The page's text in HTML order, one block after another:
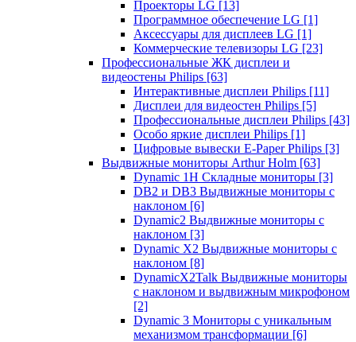
Проекторы LG [13]
Программное обеспечение LG [1]
Аксессуары для дисплеев LG [1]
Коммерческие телевизоры LG [23]
Профессиональные ЖК дисплеи и
видеостены Philips [63]
Интерактивные дисплеи Philips [11]
Дисплеи для видеостен Philips [5]
Профессиональные дисплеи Philips [43]
Особо яркие дисплеи Philips [1]
Цифровые вывески E-Paper Philips [3]
Выдвижные мониторы Arthur Holm [63]
Dynamic 1Н Складные мониторы [3]
DB2 и DB3 Выдвижные мониторы с
наклоном [6]
Dynamic2 Выдвижные мониторы с
наклоном [3]
Dynamic X2 Выдвижные мониторы с
наклоном [8]
DynamicX2Talk Выдвижные мониторы
с наклоном и выдвижным микрофоном
[2]
Dynamic 3 Мониторы с уникальным
механизмом трансформации [6]